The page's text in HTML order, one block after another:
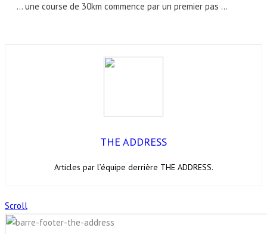
… une course de 30km commence par un premier pas …
THE ADDRESS
Articles par l’équipe derrière THE ADDRESS.
Scroll